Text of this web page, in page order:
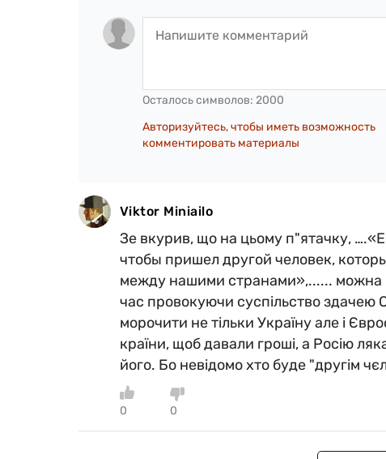
Осталось символов: 2000
Авторизуйтесь, чтобы иметь возможность
комментировать материалы
Viktor Miniailo
Зе вкурив, що на цьому п"ятачку,
чтобы пришел другой человек,
между нашими странами»,...... можна
час провокуючи суспільство
морочити не тільки Україну але і
країни, щоб давали гроші, а Росію
його. Бо невідомо хто буде "другім
0 0